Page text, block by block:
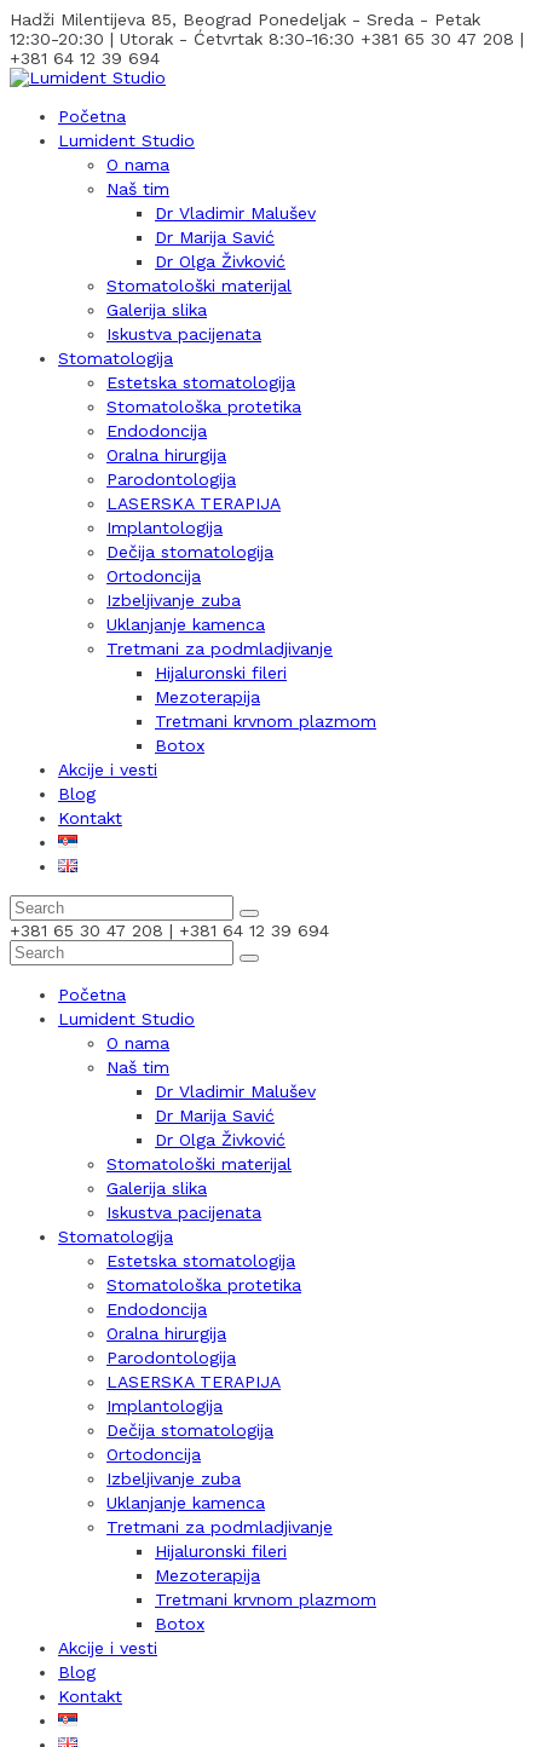
Hadži Milentijeva 85, Beograd Ponedeljak - Sreda - Petak
12:30-20:30 | Utorak - Ćetvrtak 8:30-16:30 +381 65 30 47 208 |
+381 64 12 39 694
Početna
Lumident Studio
O nama
Naš tim
Dr Vladimir Malušev
Dr Marija Savić
Dr Olga Živković
Stomatološki materijal
Galerija slika
Iskustva pacijenata
Stomatologija
Estetska stomatologija
Stomatološka protetika
Endodoncija
Oralna hirurgija
Parodontologija
LASERSKA TERAPIJA
Implantologija
Dečija stomatologija
Ortodoncija
Izbeljivanje zuba
Uklanjanje kamenca
Tretmani za podmladjivanje
Hijaluronski fileri
Mezoterapija
Tretmani krvnom plazmom
Botox
Akcije i vesti
Blog
Kontakt
+381 65 30 47 208 | +381 64 12 39 694
Početna
Lumident Studio
O nama
Naš tim
Dr Vladimir Malušev
Dr Marija Savić
Dr Olga Živković
Stomatološki materijal
Galerija slika
Iskustva pacijenata
Stomatologija
Estetska stomatologija
Stomatološka protetika
Endodoncija
Oralna hirurgija
Parodontologija
LASERSKA TERAPIJA
Implantologija
Dečija stomatologija
Ortodoncija
Izbeljivanje zuba
Uklanjanje kamenca
Tretmani za podmladjivanje
Hijaluronski fileri
Mezoterapija
Tretmani krvnom plazmom
Botox
Akcije i vesti
Blog
Kontakt